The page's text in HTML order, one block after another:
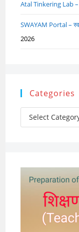
Atal Tinkering Lab
SWAYAM Portal – स्वयं
2026
Categories
Categories